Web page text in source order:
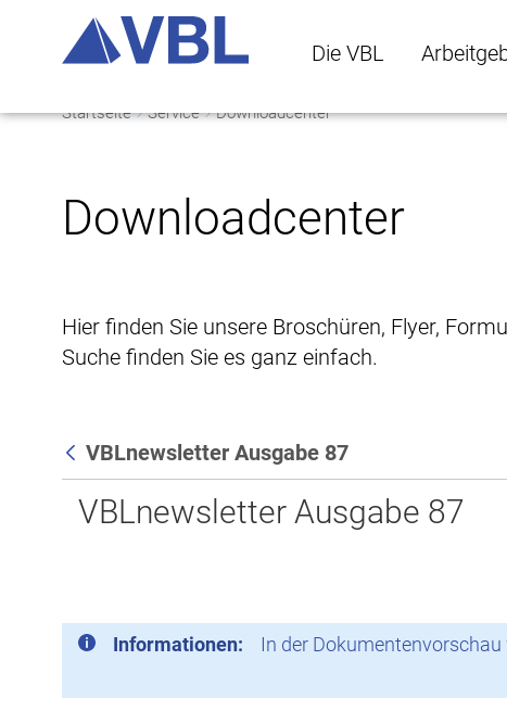
Die VBL
Startseite Service Downloadcenter
Downloadcenter
Hier finden Sie unsere Broschüren, Flyer,
Suche finden Sie es ganz einfach.
Zurück
VBLnewsletter Ausgabe 87
VBLnewsletter Ausgabe 87
Informationen: In der